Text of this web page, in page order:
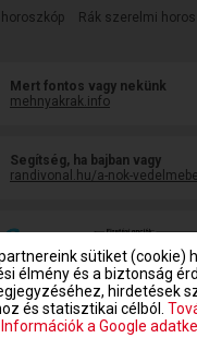
Rák szerelmi
Mert fontos vagy nekünk
mehnyakrak.info
Segítség, ha bajban vagy
randivonal.hu/a-nok-
sütiket (cookie)
élmény és a biztonság
hirdetések
és statisztikai célból.
Információk a Google